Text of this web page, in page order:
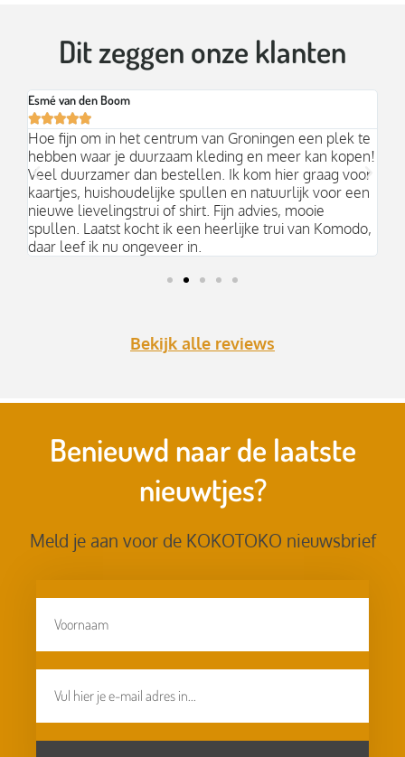
Dit zeggen onze klanten
Esmé van den Boom

Hoe fijn om in het centrum van Groningen een plek te
hebben waar je duurzaam kleding en meer kan kopen!
Veel duurzamer dan bestellen. Ik kom hier graag voor
kaartjes, huishoudelijke spullen en natuurlijk voor een
nieuwe lievelingstrui of shirt. Fijn advies, mooie
spullen. Laatst kocht ik een heerlijke trui van Komodo,
daar leef ik nu ongeveer in.
Bekijk alle reviews
Benieuwd naar de laatste
nieuwtjes?
Meld je aan voor de KOKOTOKO nieuwsbrief